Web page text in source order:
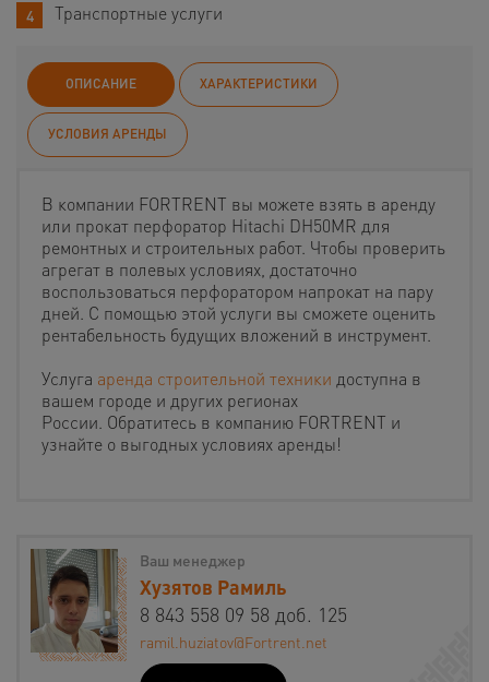
Транспортные услуги
ОПИСАНИЕ ХАРАКТЕРИСТИКИ
УСЛОВИЯ АРЕНДЫ
В компании FORTRENT вы можете взять в аренду
или прокат перфоратор Hitachi DH50MR для
ремонтных и строительных работ. Чтобы проверить
агрегат в полевых условиях, достаточно
воспользоваться перфоратором напрокат на пару
дней. С помощью этой услуги вы сможете оценить
рентабельность будущих вложений в инструмент.
Услуга аренда строительной техники доступна в
вашем городе и других регионах
России. Обратитесь в компанию FORTRENT и
узнайте о выгодных условиях аренды!
Ваш менеджер
Хузятов Рамиль
8 843 558 09 58 доб. 125
ramil.huziatov@Fortrent.net